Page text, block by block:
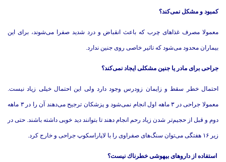
كمبود و مشكل نمی‌كند؟
معمولا مصرف غذاهای چرب كه باعث انقباض و درد شدید صفرا می‌شوند، برای این
بیماران محدود می‌شود كه تاثیر خاصی روی جنین ندارد.
جراحی برای مادر یا جنین مشكلی ایجاد نمی‌كند؟
احتمال خطر سقط و زایمان زودرس وجود دارد ولی این احتمال خیلی زیاد نیست.
معمولا جراحی در ۳ ماهه اول انجام نمی‌شود و پزشكان ترجیح می‌دهند آن را در ۳ ماهه
دوم و قبل از حجیم‌تر شدن زیاد رحم انجام دهند تا بتوانند دید خوبی داشته باشند. حتی در
زیر ۱۶ هفتگی می‌توان سنگ‌های صفراوی را با لاپاراسكوپ جراحی و خارج كرد.
استفاده از داروهای بیهوشی خطرناك نیست؟